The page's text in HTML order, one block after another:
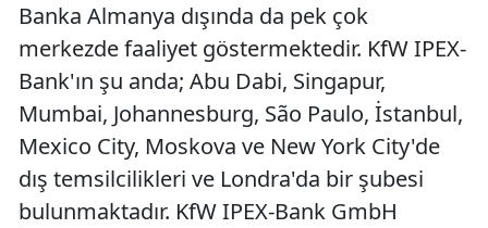
Banka Almanya dışında da pek çok
merkezde faaliyet göstermektedir. KfW IPEX-
Bank'ın şu anda; Abu Dabi, Singapur,
Mumbai, Johannesburg, São Paulo, İstanbul,
Mexico City, Moskova ve New York City'de
dış temsilcilikleri ve Londra'da bir şubesi
bulunmaktadır. KfW IPEX-Bank GmbH